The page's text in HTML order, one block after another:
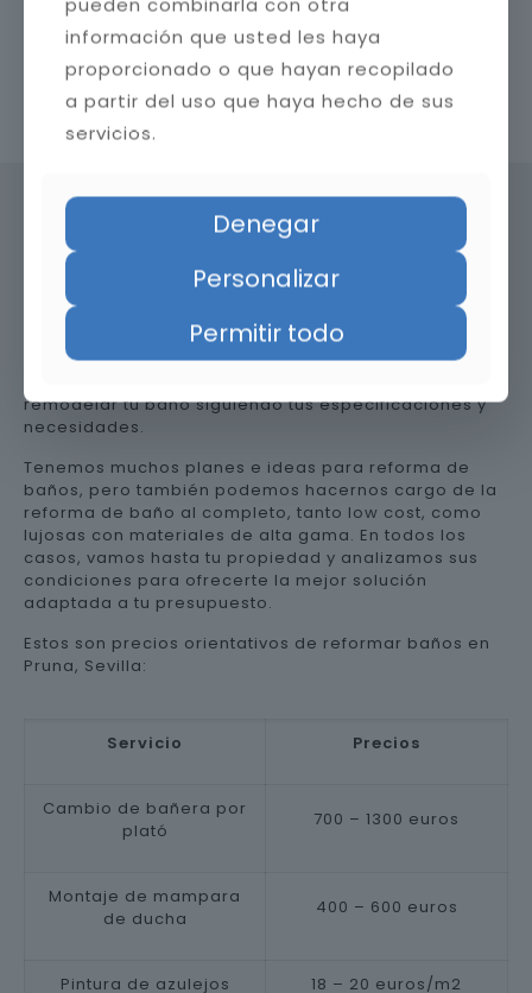
Contacta con nosotros
Precio de reformar el baño en
remodelar tu baño siguiendo tus especificaciones y
necesidades.
Tenemos muchos planes e ideas para reforma de
baños, pero también podemos hacernos cargo de la
reforma de baño al completo, tanto low cost, como
lujosas con materiales de alta gama. En todos los
casos, vamos hasta tu propiedad y analizamos sus
condiciones para ofrecerte la mejor solución
adaptada a tu presupuesto.
Estos son precios orientativos de reformar baños en
Pruna, Sevilla:
Servicio Precios
Cambio de bañera por
plató
700 – 1300 euros
Montaje de mampara
de ducha
400 – 600 euros
Pintura de azulejos 18 – 20 euros/m2
información que usted les haya
proporcionado o que hayan recopilado
a partir del uso que haya hecho de sus
servicios.
Denegar
Personalizar
Permitir todo